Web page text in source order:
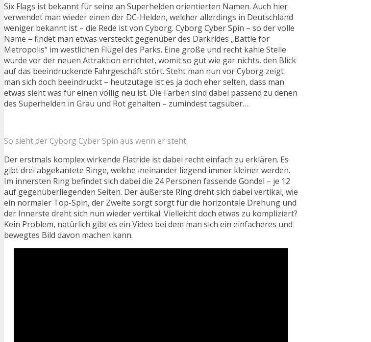
Six Flags ist bekannt für seine an Superhelden orientierten Namen. Auch hier
verwendet man wieder einen der DC-Helden, welcher allerdings in Deutschland
weniger bekannt ist – die Rede ist von Cyborg. Cyborg Cyber Spin – so der volle
Name – findet man etwas versteckt gegenüber des Darkrides „Battle for
Metropolis“ im westlichen Flügel des Parks. Eine große und recht kahle Stelle
wurde vor der neuen Attraktion errichtet, womit so gut wie gar nichts, den Blick
auf das beeindruckende Fahrgeschäft stört. Steht man nun vor Cyborg zeigt
man sich doch beeindruckt – heutzutage ist es ja doch eher selten, dass man
etwas sieht was für einen völlig neu ist. Die Farben sind dabei passend zu denen
des Superhelden in Grau und Rot gehalten – zumindest tagsüber…
So sieht der Cyborg Cyber Spin aus wenn er steht
Der erstmals komplex wirkende Flatride ist dabei recht einfach zu erklären. Es
gibt drei abgekantete Ringe, welche ineinander liegend immer kleiner werden.
Im innersten Ring befindet sich dabei die 24 Personen fassende Gondel – je 12
auf gegenüberliegenden Seiten. Der äußerste Ring dreht sich dabei vertikal, wie
ein normaler Top-Spin, der Zweite sorgt sorgt für die horizontale Drehung und
der Innerste dreht sich nun wieder vertikal. Vielleicht doch etwas zu kompliziert?
Kein Problem, natürlich gibt es ein Video bei dem man sich ein einfacheres und
bewegtes Bild davon machen kann.